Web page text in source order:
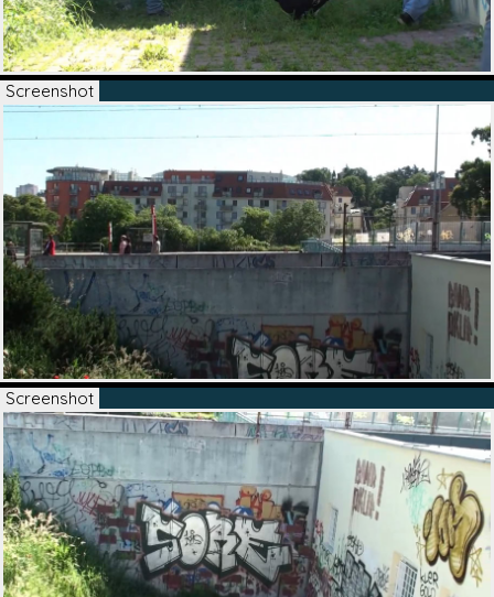
Screenshot
Screenshot